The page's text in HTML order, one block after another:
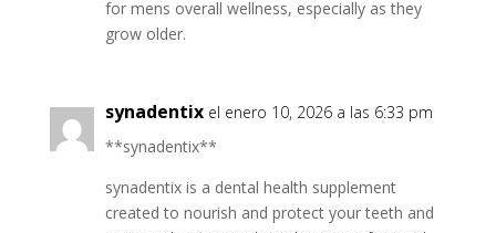
for mens overall wellness, especially as they
grow older.
synadentix el enero 10, 2026 a las 6:33 pm
**synadentix**
synadentix is a dental health supplement
created to nourish and protect your teeth and